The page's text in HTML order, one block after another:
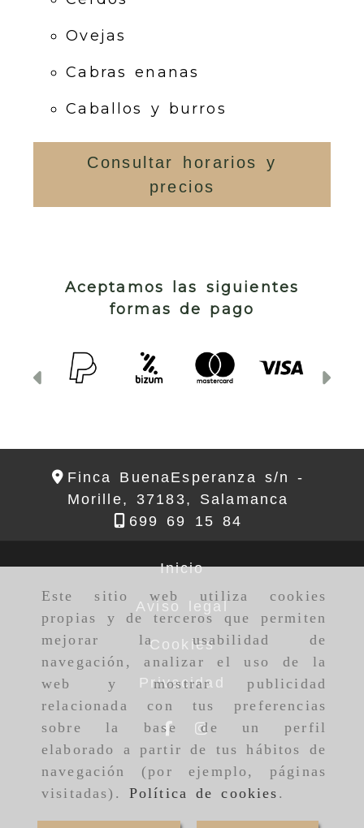
Este sitio web utiliza cookies
propias y de terceros que permiten
mejorar la usabilidad de
navegación, analizar el uso de la
web y mostrar publicidad
relacionada con tus preferencias
sobre la base de un perfil
elaborado a partir de tus hábitos de
navegación (por ejemplo, páginas
visitadas). Política de cookies .
Ovejas
Cabras enanas
Caballos y burros
Consultar horarios y
precios
Aceptamos las siguientes
formas de pago
Anterior
Finca BuenaEsperanza s/n -
Morille, 37183, Salamanca
699 69 15 84
Inicio
Aviso legal
Cookies
Privacidad